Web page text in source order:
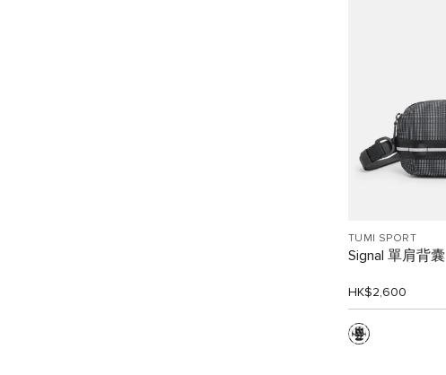
TUMI SPORT
Signal 單肩背囊
HK$2,600